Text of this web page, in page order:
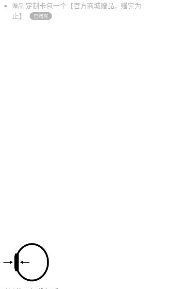
赠品 定制卡包一个【官方商城赠品，赠完为
止】
已赠完